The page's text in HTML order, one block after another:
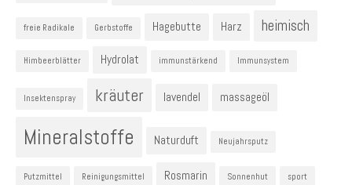
freie Radikale Gerbstoffe Hagebutte Harz heimisch
Himbeerblätter Hydrolat immunstärkend Immunsystem
Insektenspray kräuter lavendel massageöl
Mineralstoffe Naturduft Neujahrsputz
Putzmittel Reinigungsmittel Rosmarin Sonnenhut sport